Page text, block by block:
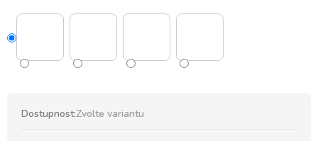
Dostupnost:Zvolte variantu